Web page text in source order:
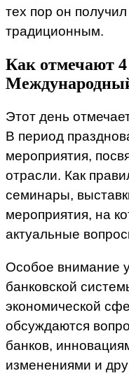
тех пор он
традиционным.
Как отмечают 4
Этот день
В период
мероприятия,
отрасли. Как
семинары,
мероприятия, на
актуальные
Особое внимание
банковской
экономической
обсуждаются
банков,
изменениями и